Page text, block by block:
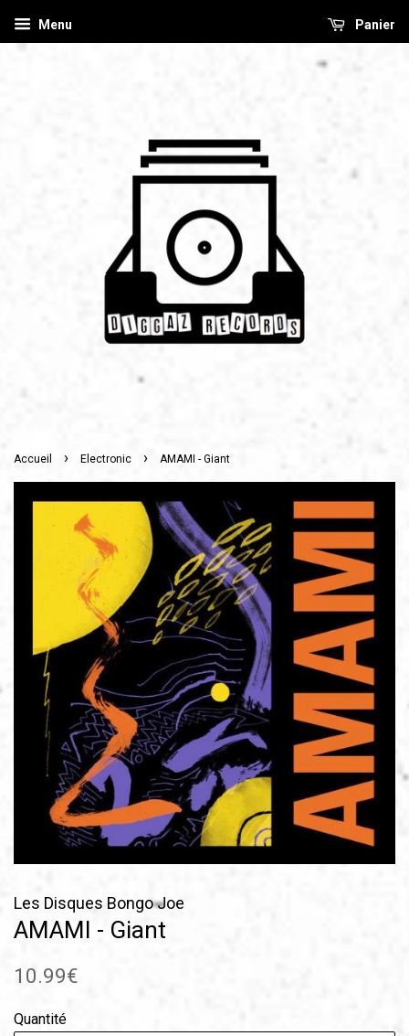
Menu Panier
Accueil › Electronic › AMAMI - Giant
Les Disques Bongo Joe
AMAMI - Giant
Prix
10.99€
Quantité